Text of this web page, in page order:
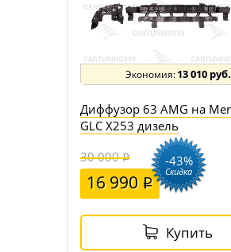
13 010 руб.
Диффузор 63 AMG на
GLC X253 дизель
30 000
16 990
-43%
Скидка
Купить